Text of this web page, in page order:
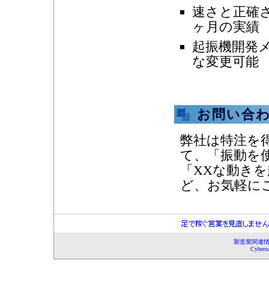
速さと正確
ヶ月の実績
起振機開発
な変更可能
お問い合
弊社は特注を
て、「振動を
「XXな動き
ど、お気軽に
製造業関連